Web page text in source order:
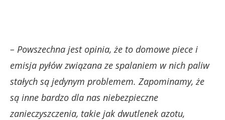
– Powszechna jest opinia, że to domowe piece i
emisja pyłów związana ze spalaniem w nich paliw
stałych są jedynym problemem. Zapominamy, że
są inne bardzo dla nas niebezpieczne
zanieczyszczenia, takie jak dwutlenek azotu,